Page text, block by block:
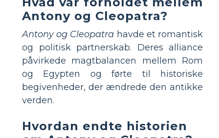
Antony og Cleopatra?
Antony og Cleopatra havde et romantisk
og politisk partnerskab. Deres alliance
påvirkede magtbalancen mellem Rom
og Egypten og førte til historiske
begivenheder, der ændrede den antikke
verden.
Hvordan endte historien